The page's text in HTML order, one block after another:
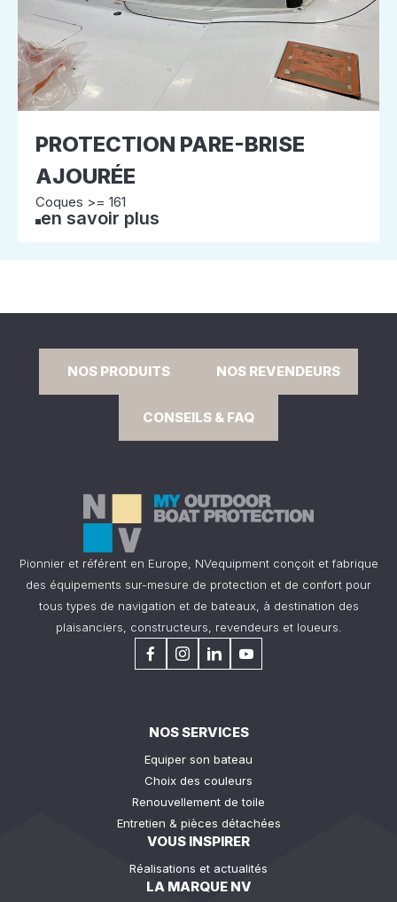
PROTECTION PARE-BRISE
AJOURÉE
Coques >= 161
en savoir plus
NOS PRODUITS NOS REVENDEURS
CONSEILS & FAQ
Pionnier et référent en Europe, NVequipment conçoit et fabrique
des équipements sur-mesure de protection et de confort pour
tous types de navigation et de bateaux, à destination des
plaisanciers, constructeurs, revendeurs et loueurs.
NOS SERVICES
Equiper son bateau
Choix des couleurs
Renouvellement de toile
Entretien & pièces détachées
VOUS INSPIRER
Réalisations et actualités
LA MARQUE NV